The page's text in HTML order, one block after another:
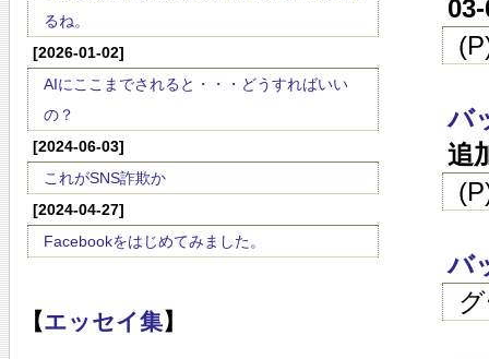
るね。
[2026-01-02]
AIにここまでされると・・・どうすればいい
の？
[2024-06-03]
これがSNS詐欺か
[2024-04-27]
Facebookをはじめてみました。
【エッセイ集】
バ
追
バ